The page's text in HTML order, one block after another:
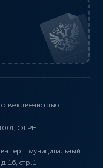
ОГРН
муниципальный
16, стр. 1